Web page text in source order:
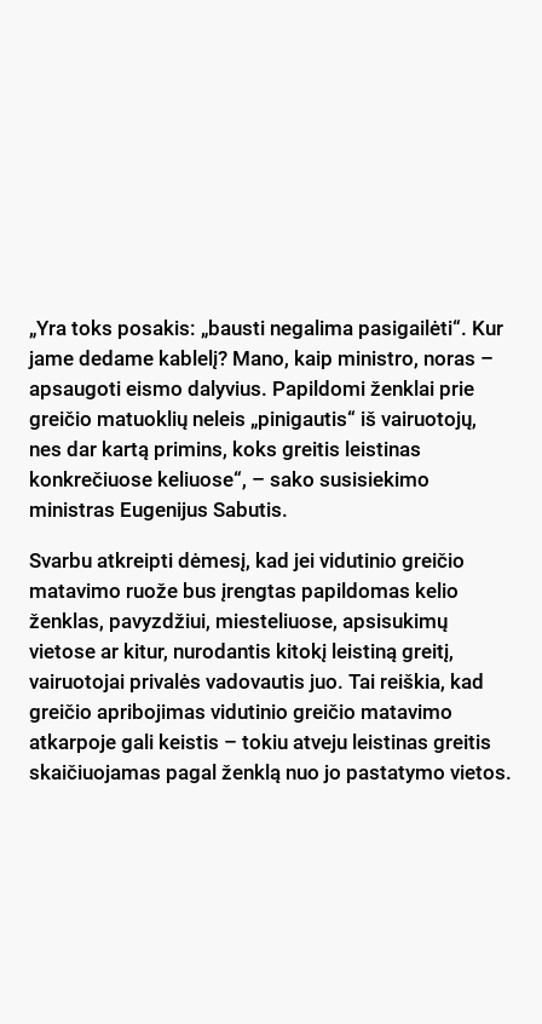
„Yra toks posakis: „bausti negalima pasigailėti“. Kur
jame dedame kablelį? Mano, kaip ministro, noras –
apsaugoti eismo dalyvius. Papildomi ženklai prie
greičio matuoklių neleis „pinigautis“ iš vairuotojų,
nes dar kartą primins, koks greitis leistinas
konkrečiuose keliuose“, – sako susisiekimo
ministras Eugenijus Sabutis.
Svarbu atkreipti dėmesį, kad jei vidutinio greičio
matavimo ruože bus įrengtas papildomas kelio
ženklas, pavyzdžiui, miesteliuose, apsisukimų
vietose ar kitur, nurodantis kitokį leistiną greitį,
vairuotojai privalės vadovautis juo. Tai reiškia, kad
greičio apribojimas vidutinio greičio matavimo
atkarpoje gali keistis – tokiu atveju leistinas greitis
skaičiuojamas pagal ženklą nuo jo pastatymo vietos.